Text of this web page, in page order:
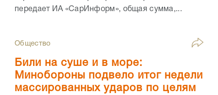
передает ИА «СарИнформ», общая сумма,...
Общество
Били на суше и в море:
Минобороны подвело итог недели
массированных ударов по целям